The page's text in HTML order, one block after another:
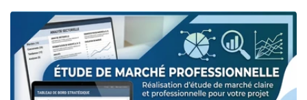
qualité de la structure et la pertinence des analyses. Si
vous avez une idée de projet ou un marché à analyser, je
peux vous aider à obtenir une vision claire et exploitable.